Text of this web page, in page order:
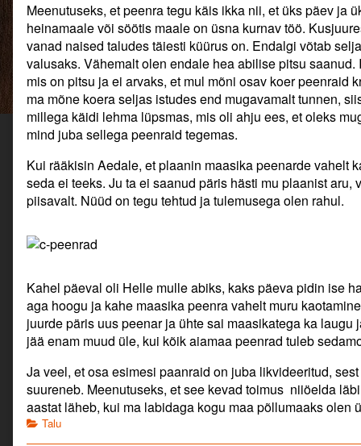
Meenutuseks, et peenra tegu käis ikka nii, et üks päev ja
heinamaale või söötis maale on üsna kurnav töö.
vanad naised taludes täiesti küürus on. Endalgi võtab
valusaks. Vähemalt olen endale hea abilise pitsu
mis on pitsu ja ei arvaks, et mul mõni osav koer peenraid
ma mõne koera seljas istudes end mugavamalt tunnen,
millega käidi lehma lüpsmas, mis oli ahju ees, et oleks
mind juba sellega peenraid tegemas.
Kui rääkisin Aedale, et plaanin maasika peenarde vahelt
seda ei teeks. Ju ta ei saanud päris hästi mu plaanist aru,
piisavalt. Nüüd on tegu tehtud ja tulemusega olen rahul.
Kahel päeval oli Helle mulle abiks, kaks päeva pidin ise
aga hoogu ja kahe maasika peenra vahelt muru
juurde päris uus peenar ja ühte sai maasikatega ka laugu
jää enam muud üle, kui kõik aiamaa peenrad tuleb
Ja veel, et osa esimesi paanraid on juba likvideeritud,
suureneb. Meenutuseks, et see kevad toimus niiöelda
aastat läheb, kui ma labidaga kogu maa põllumaaks olen
Categories
Talu